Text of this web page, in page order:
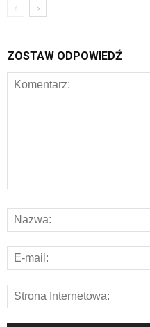
ZOSTAW ODPOWIEDŹ